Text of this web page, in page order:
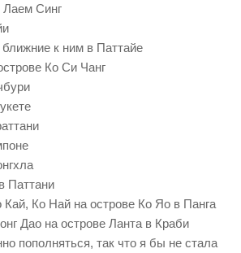
Синг
к ним в Паттайе
Ко Си Чанг
Паттани
Ко Най на острове Ко Яо в Панга
Дао на острове Ланта в Краби
пополняться, так что я бы не стала